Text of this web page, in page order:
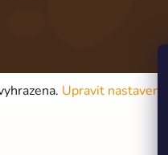
Upravit nastavení